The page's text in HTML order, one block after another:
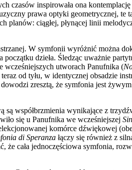
czasów inspirowała ona
prawa optyki geometrycznej,
planów: ciągłej, płynącej linii
W symfonii wyróżnić można
dzieła. Śledząc uważnie
utworach Panufnika (
od tyłu, w identycznej obsadzie
zresztą, że symfonia jest
są współbrzmienia wynikające z
się u Panufnika we wcześniejszej
komórce dźwiękowej
di Speranza łączy się również z
cała jednoczęściowa symfonia,